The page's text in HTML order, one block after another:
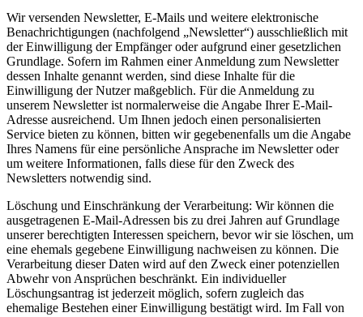
Wir versenden Newsletter, E-Mails und weitere elektronische
Benachrichtigungen (nachfolgend „Newsletter“) ausschließlich mit
der Einwilligung der Empfänger oder aufgrund einer gesetzlichen
Grundlage. Sofern im Rahmen einer Anmeldung zum Newsletter
dessen Inhalte genannt werden, sind diese Inhalte für die
Einwilligung der Nutzer maßgeblich. Für die Anmeldung zu
unserem Newsletter ist normalerweise die Angabe Ihrer E-Mail-
Adresse ausreichend. Um Ihnen jedoch einen personalisierten
Service bieten zu können, bitten wir gegebenenfalls um die Angabe
Ihres Namens für eine persönliche Ansprache im Newsletter oder
um weitere Informationen, falls diese für den Zweck des
Newsletters notwendig sind.
Löschung und Einschränkung der Verarbeitung: Wir können die
ausgetragenen E-Mail-Adressen bis zu drei Jahren auf Grundlage
unserer berechtigten Interessen speichern, bevor wir sie löschen, um
eine ehemals gegebene Einwilligung nachweisen zu können. Die
Verarbeitung dieser Daten wird auf den Zweck einer potenziellen
Abwehr von Ansprüchen beschränkt. Ein individueller
Löschungsantrag ist jederzeit möglich, sofern zugleich das
ehemalige Bestehen einer Einwilligung bestätigt wird. Im Fall von